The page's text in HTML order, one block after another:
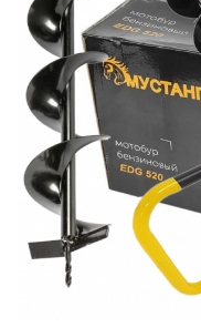
Piese de schimb
Scutere electrice
Scutere pe benzina
Tricicluri cargo fara
Tricicluri persoane
Trotinete electrice
Biciclete, trotinete,
Biciclete electrice
Triciclete